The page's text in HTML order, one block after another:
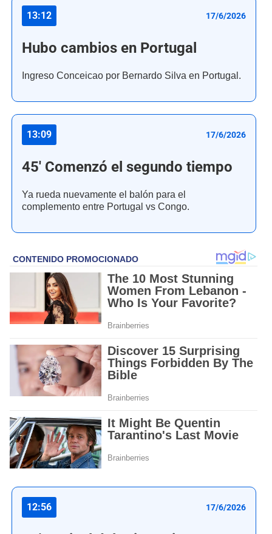
13:12 17/6/2026
Hubo cambios en Portugal
Ingreso Conceicao por Bernardo Silva en Portugal.
13:09 17/6/2026
45' Comenzó el segundo tiempo
Ya rueda nuevamente el balón para el
complemento entre Portugal vs Congo.
12:56 17/6/2026